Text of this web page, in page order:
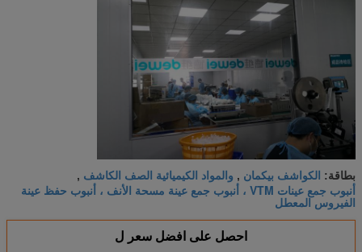
بطاقة: الكواشف بيكمان , والمواد الكيميائية الصف الكاشف ,
أنبوب جمع عينات VTM ، أنبوب جمع عينة مسحة الأنف ، أنبوب حفظ عينة
الفيروس المعطل
احصل على افضل سعر ل